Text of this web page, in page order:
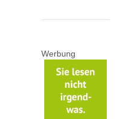
Werbung